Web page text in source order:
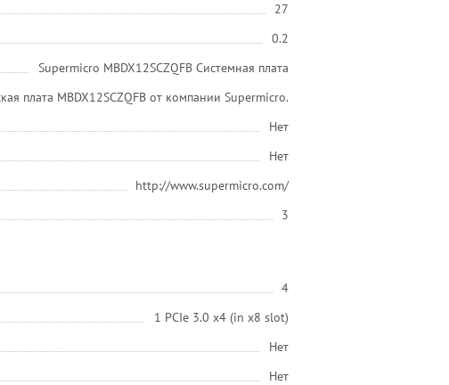
27
0.2
Supermicro MBDX12SCZQFB Системная плата
плата MBDX12SCZQFB от компании Supermicro.
Нет
Нет
http://www.supermicro.com/
3
4
1 PCIe 3.0 x4 (in x8 slot)
Нет
Нет